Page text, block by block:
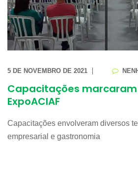
5 DE NOVEMBRO DE 2021
Capacitações
ExpoACIAF
Capacitações envolveram diversos
empresarial e gastronomia